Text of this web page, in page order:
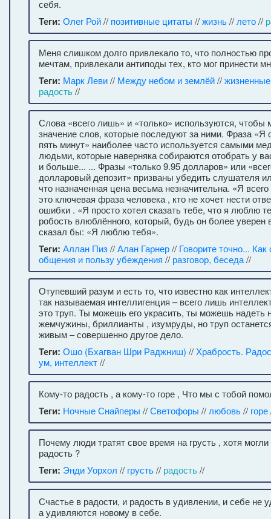
себя.
Теги: Олег Рой// позитивные цитаты //жизнь// лето//
Меня слишком долго привлекало то, что полностью
мечтам, привлекали антиподы тех, кто мог принести
Теги: Марк Леви// Между небом и землёй//
радость//
Слова «всего лишь» и «только» используются, чтобы
значение слов, которые последуют за ними. Фраза «Я
пять минут» наиболее часто используется самыми
людьми, которые наверняка собираются отобрать у
и больше... ... Фразы «только 9.95 долларов» или
долларовый депозит» призваны убедить слушателя
что назначенная цена весьма незначительна. «Я
это ключевая фраза человека , кто не хочет нести
ошибки . «Я просто хотел сказать тебе, что я люблю
робость влюблённого, который, будь он более уверен
сказал бы: «Я люблю тебя».
Теги: Аллан Пиз//Алан Гарнер// Говорите точно...
общения и пользу убеждения // разговор, беседа//
Отупевший разум и есть то, что известно как
так называемая интеллигенция – всего лишь
это труп. Ты можешь его украсить, ты можешь надеть
жемчужины, бриллианты , изумруды, но труп
живым – совершенно другое дело.
Теги: Ошо (Бхагван Шри Раджниш) // Храбрость.
ум, интеллект//
Кому-то радость , а кому-то горе , Что мы с тобой
Теги: Ночные Снайперы //Светофоры // любовь// горе
Почему люди тратят свое время на грусть , хотя
радость ?
Теги: Энди Уорхол // грусть// радость//
Счастье в радости, и радость в удивлении, и себе не
а удивляются новому в себе.